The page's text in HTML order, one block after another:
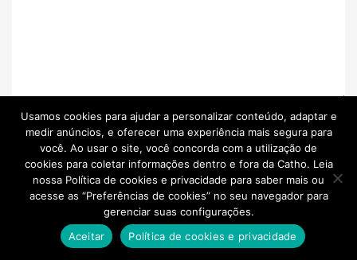
Usamos cookies para ajudar a personalizar conteúdo, adaptar e
medir anúncios, e oferecer uma experiência mais segura para
você. Ao usar o site, você concorda com a utilização de
cookies para coletar informações dentro e fora da Catho. Leia
nossa Política de cookies e privacidade para saber mais ou
acesse as “Preferências de cookies” no seu navegador para
gerenciar suas configurações.
Aceitar
Política de cookies e privacidade